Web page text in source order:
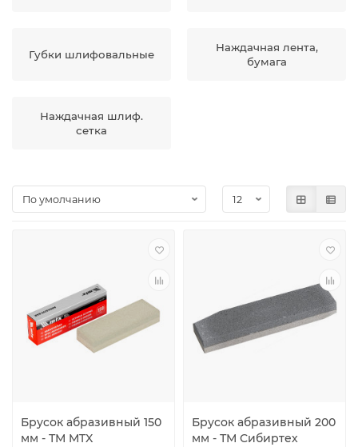
Губки шлифовальные
Наждачная лента,
бумага
Наждачная шлиф.
сетка
Брусок абразивный 150
мм - ТМ MTX
Брусок абразивный 200
мм - ТМ Сибиртех